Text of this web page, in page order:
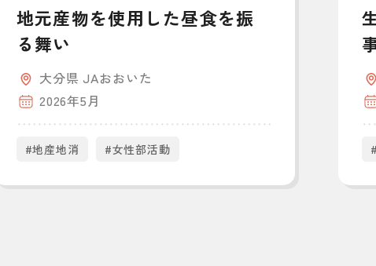
地元産物を使用した昼食を振
る舞い
大分県 JAおおいた
2026年5月
#地産地消 #女性部活動